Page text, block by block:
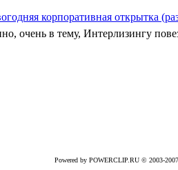
корпоративная открытка
очень в тему, Интерлизингу
Powered by POWERCLIP.RU © 2003-2007